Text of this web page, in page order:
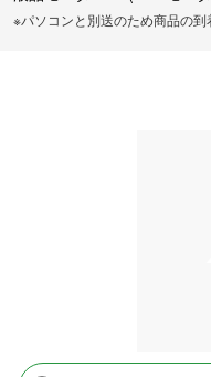
※パソコンと別送のため商品の到